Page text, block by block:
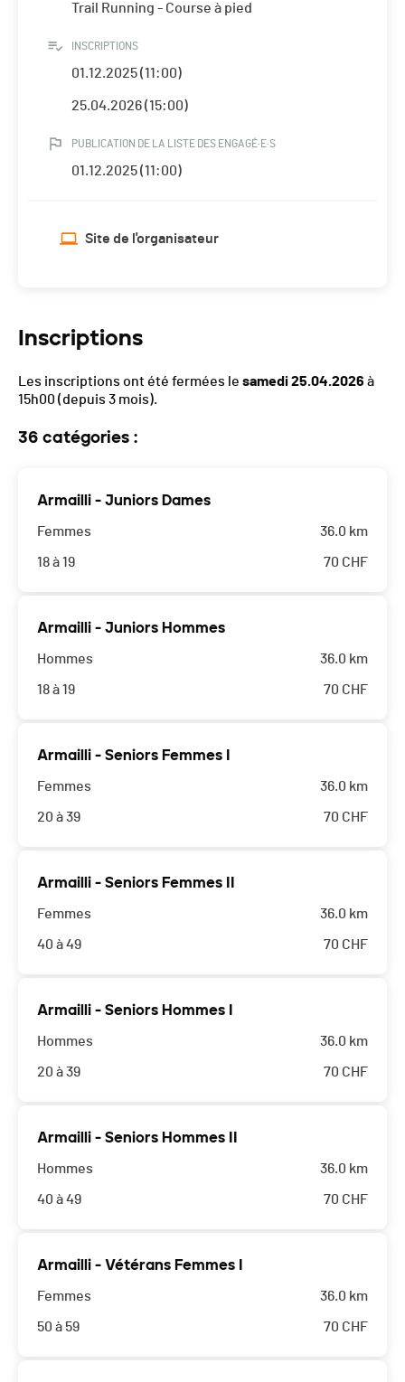
Trail Running - Course à pied
INSCRIPTIONS
01.12.2025 (11:00)
25.04.2026 (15:00)
PUBLICATION DE LA LISTE DES ENGAGÉ·E·S
01.12.2025 (11:00)
Site de l'organisateur
Inscriptions
Les inscriptions ont été fermées le samedi 25.04.2026 à
15h00 (depuis 3 mois).
36 catégories :
Armailli - Juniors Dames
Femmes
18 à 19
36.0 km
70 CHF
Armailli - Juniors Hommes
Hommes
18 à 19
36.0 km
70 CHF
Armailli - Seniors Femmes I
Femmes
20 à 39
36.0 km
70 CHF
Armailli - Seniors Femmes II
Femmes
40 à 49
36.0 km
70 CHF
Armailli - Seniors Hommes I
Hommes
20 à 39
36.0 km
70 CHF
Armailli - Seniors Hommes II
Hommes
40 à 49
36.0 km
70 CHF
Armailli - Vétérans Femmes I
Femmes
50 à 59
36.0 km
70 CHF